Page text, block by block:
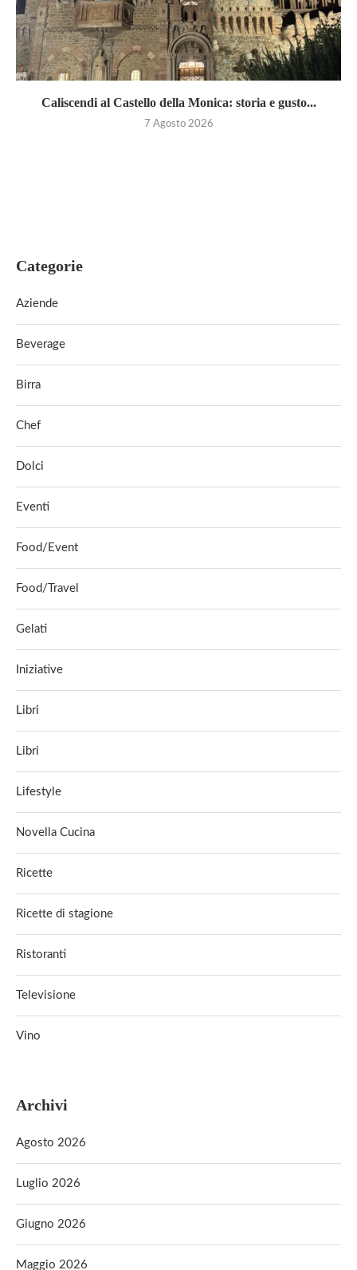
Caliscendi al Castello della Monica: storia e gusto...
7 Agosto 2026
Categorie
Aziende
Beverage
Birra
Chef
Dolci
Eventi
Food/Event
Food/Travel
Gelati
Iniziative
Libri
Libri
Lifestyle
Novella Cucina
Ricette
Ricette di stagione
Ristoranti
Televisione
Vino
Archivi
Agosto 2026
Luglio 2026
Giugno 2026
Maggio 2026